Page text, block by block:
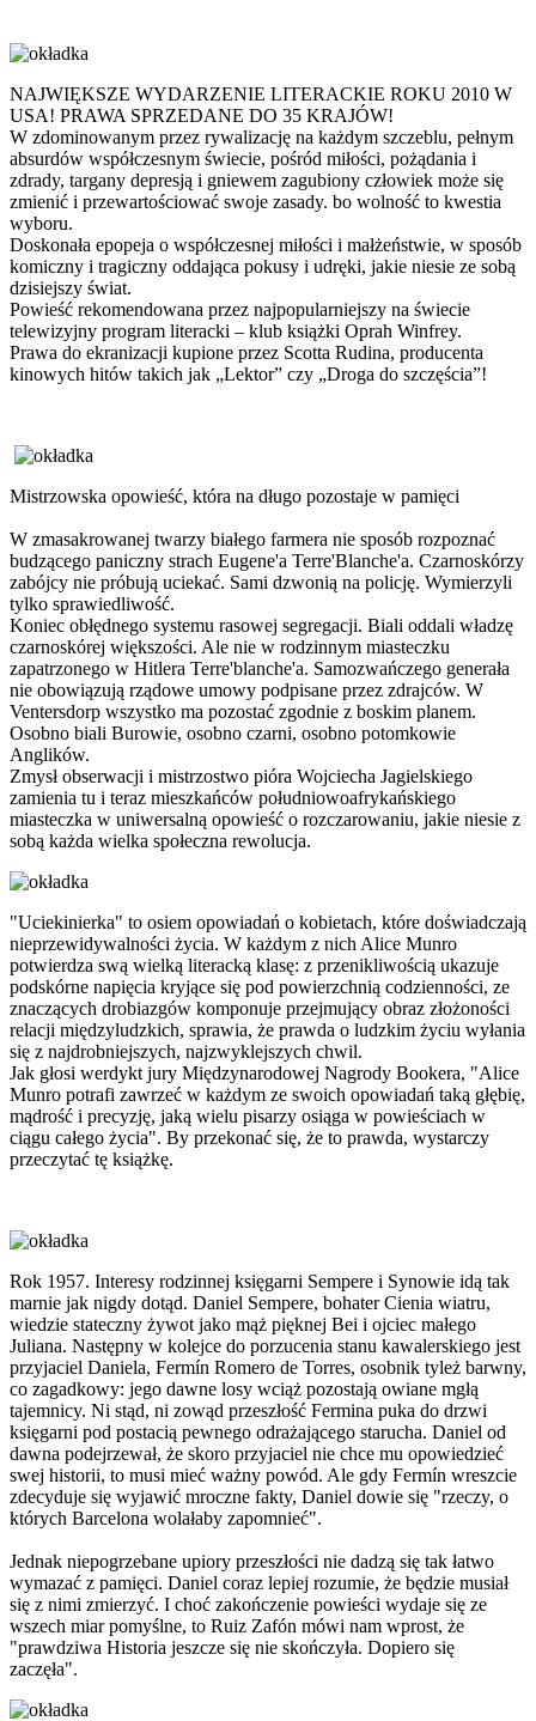
NAJWIĘKSZE WYDARZENIE LITERACKIE ROKU 2010 W
USA! PRAWA SPRZEDANE DO 35 KRAJÓW!
W zdominowanym przez rywalizację na każdym szczeblu, pełnym
absurdów współczesnym świecie, pośród miłości, pożądania i
zdrady, targany depresją i gniewem zagubiony człowiek może się
zmienić i przewartościować swoje zasady. bo wolność to kwestia
wyboru.
Doskonała epopeja o współczesnej miłości i małżeństwie, w sposób
komiczny i tragiczny oddająca pokusy i udręki, jakie niesie ze sobą
dzisiejszy świat.
Powieść rekomendowana przez najpopularniejszy na świecie
telewizyjny program literacki – klub książki Oprah Winfrey.
Prawa do ekranizacji kupione przez Scotta Rudina, producenta
kinowych hitów takich jak „Lektor” czy „Droga do szczęścia”!
Mistrzowska opowieść, która na długo pozostaje w pamięci
W zmasakrowanej twarzy białego farmera nie sposób rozpoznać
budzącego paniczny strach Eugene'a Terre'Blanche'a. Czarnoskórzy
zabójcy nie próbują uciekać. Sami dzwonią na policję. Wymierzyli
tylko sprawiedliwość.
Koniec obłędnego systemu rasowej segregacji. Biali oddali władzę
czarnoskórej większości. Ale nie w rodzinnym miasteczku
zapatrzonego w Hitlera Terre'blanche'a. Samozwańczego generała
nie obowiązują rządowe umowy podpisane przez zdrajców. W
Ventersdorp wszystko ma pozostać zgodnie z boskim planem.
Osobno biali Burowie, osobno czarni, osobno potomkowie
Anglików.
Zmysł obserwacji i mistrzostwo pióra Wojciecha Jagielskiego
zamienia tu i teraz mieszkańców południowoafrykańskiego
miasteczka w uniwersalną opowieść o rozczarowaniu, jakie niesie z
sobą każda wielka społeczna rewolucja.
"Uciekinierka" to osiem opowiadań o kobietach, które doświadczają
nieprzewidywalności życia. W każdym z nich Alice Munro
potwierdza swą wielką literacką klasę: z przenikliwością ukazuje
podskórne napięcia kryjące się pod powierzchnią codzienności, ze
znaczących drobiazgów komponuje przejmujący obraz złożoności
relacji międzyludzkich, sprawia, że prawda o ludzkim życiu wyłania
się z najdrobniejszych, najzwyklejszych chwil.
Jak głosi werdykt jury Międzynarodowej Nagrody Bookera, "Alice
Munro potrafi zawrzeć w każdym ze swoich opowiadań taką głębię,
mądrość i precyzję, jaką wielu pisarzy osiąga w powieściach w
ciągu całego życia". By przekonać się, że to prawda, wystarczy
przeczytać tę książkę.
Rok 1957. Interesy rodzinnej księgarni Sempere i Synowie idą tak
marnie jak nigdy dotąd. Daniel Sempere, bohater Cienia wiatru,
wiedzie stateczny żywot jako mąż pięknej Bei i ojciec małego
Juliana. Następny w kolejce do porzucenia stanu kawalerskiego jest
przyjaciel Daniela, Fermín Romero de Torres, osobnik tyleż barwny,
co zagadkowy: jego dawne losy wciąż pozostają owiane mgłą
tajemnicy. Ni stąd, ni zowąd przeszłość Fermina puka do drzwi
księgarni pod postacią pewnego odrażającego starucha. Daniel od
dawna podejrzewał, że skoro przyjaciel nie chce mu opowiedzieć
swej historii, to musi mieć ważny powód. Ale gdy Fermín wreszcie
zdecyduje się wyjawić mroczne fakty, Daniel dowie się "rzeczy, o
których Barcelona wolałaby zapomnieć".
Jednak niepogrzebane upiory przeszłości nie dadzą się tak łatwo
wymazać z pamięci. Daniel coraz lepiej rozumie, że będzie musiał
się z nimi zmierzyć. I choć zakończenie powieści wydaje się ze
wszech miar pomyślne, to Ruiz Zafón mówi nam wprost, że
"prawdziwa Historia jeszcze się nie skończyła. Dopiero się
zaczęła".